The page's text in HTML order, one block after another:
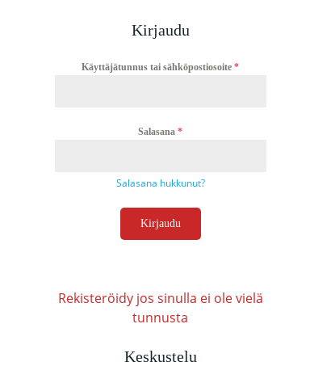
Kirjaudu
Käyttäjätunnus tai sähköpostiosoite*
Salasana*
Salasana hukkunut?
Kirjaudu
Rekisteröidy jos sinulla ei ole vielä
tunnusta
Keskustelu